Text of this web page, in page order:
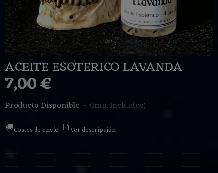
ACEITE ESOTERICO LAVANDA
7,00 €
Producto Disponible - (Imp. Incluidos)
Costes de envío Ver descripción